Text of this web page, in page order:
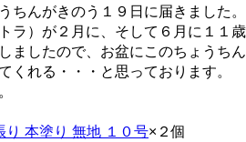
ちんがきのう１９日に届きました。
ラ）が２月に、そして６月に１１歳
ましたので、お盆にこのちょうちん
くれる・・・と思っております。
り 本塗り 無地 １０号×２個